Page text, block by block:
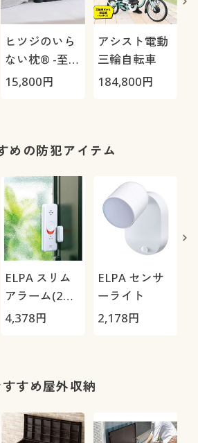
ヒツジのいら
ない枕® -至
極-
15,800円
アシスト電動
三輪自転車
184,800円
めの防犯アイテム
ELPA スリム
アラーム(2個
組)
4,378円
ELPA センサ
ーライト
2,178円
すすめ屋外収納